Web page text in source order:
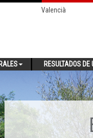
Valencià
RESULTADOS